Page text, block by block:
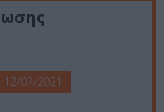
12/07/2021